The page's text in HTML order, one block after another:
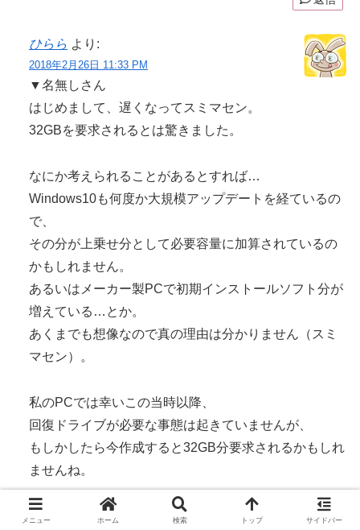
ひらら より:
2018年2月26日 11:33 PM
▼名無しさん
はじめまして、遅くなってスミマセン。
32GBを要求されるとは驚きました。
なにか考えられることがあるとすれば…
Windows10も何度か大規模アップデートを経ているの
で、
その分が上乗せ分として必要容量に加算されているの
かもしれません。
あるいはメーカー製PCで初期インストールソフト分が
増えている…とか。
あくまでも想像なので真の理由は分かりません（スミ
マセン）。
私のPCでは幸いこの当時以降、
回復ドライブが必要な事態は起きていませんが、
もしかしたら今作成すると32GB分要求されるかもしれ
ませんね。
※メールの件、問題無いです。
メニュー ホーム 検索 トップ サイドバー